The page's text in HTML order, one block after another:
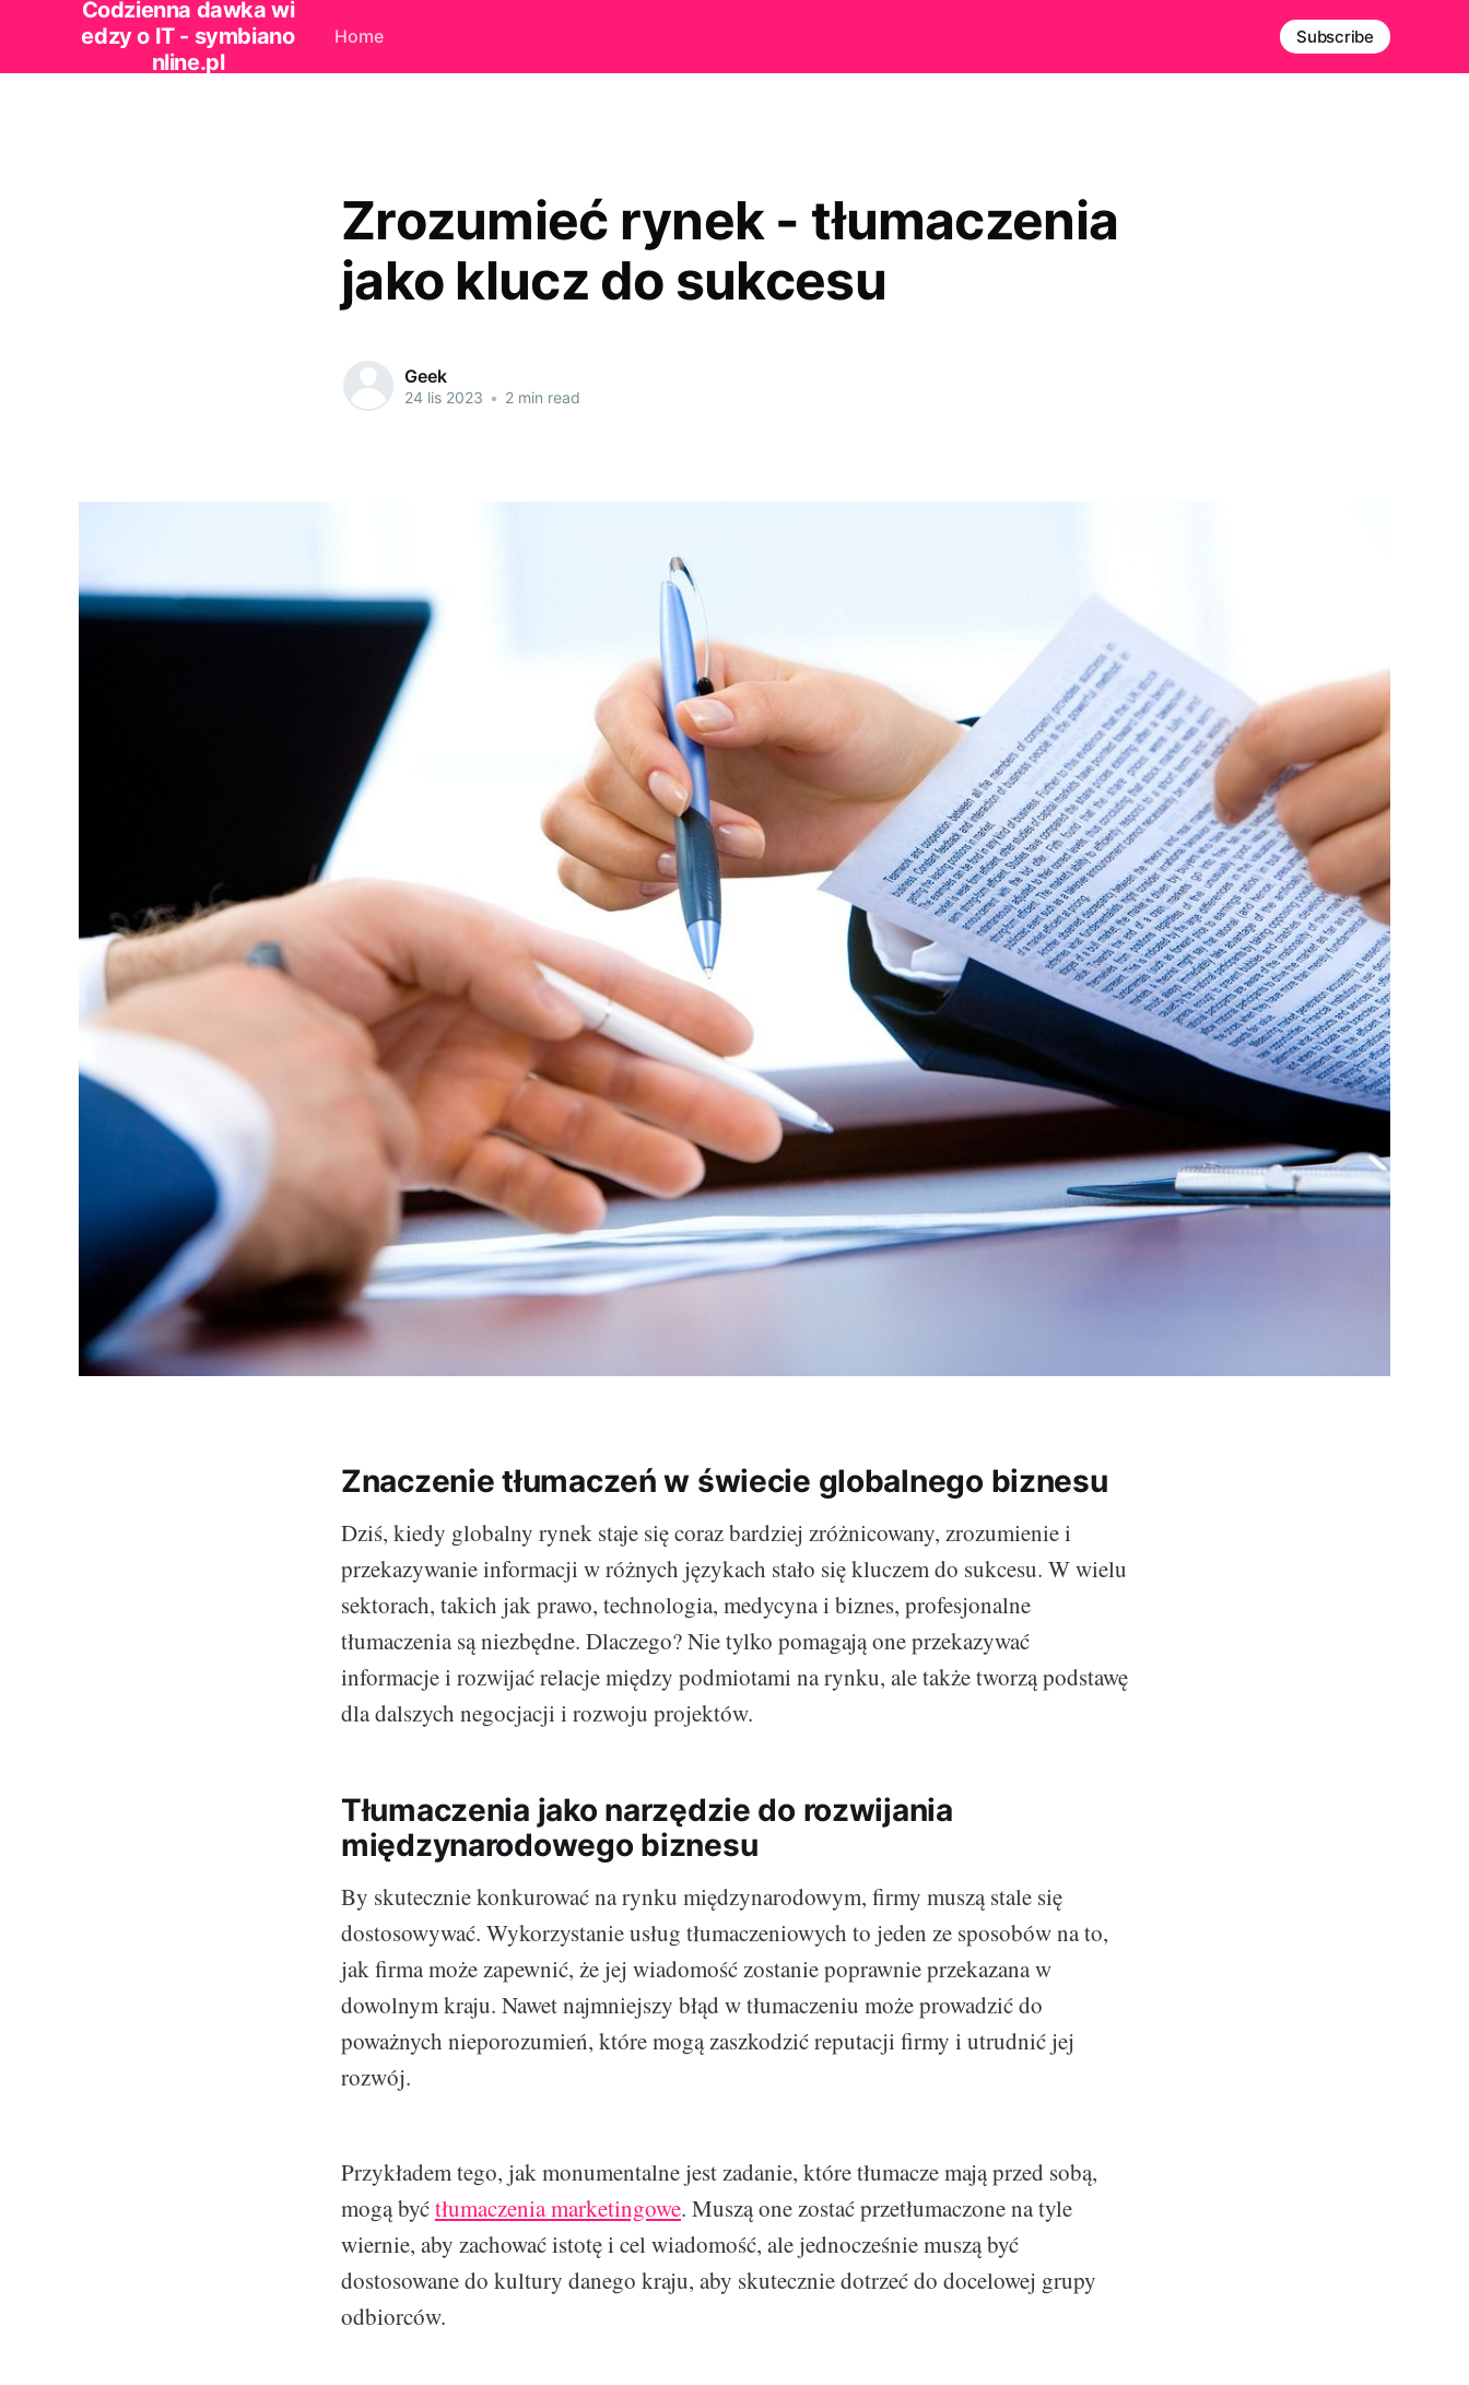
Codzienna dawka wi
edzy o IT - symbiano
nline.pl
Home Subscribe
Zrozumieć rynek - tłumaczenia
jako klucz do sukcesu
Geek
24 lis 2023 • 2 min read
Znaczenie tłumaczeń w świecie globalnego biznesu
Dziś, kiedy globalny rynek staje się coraz bardziej zróżnicowany, zrozumienie i
przekazywanie informacji w różnych językach stało się kluczem do sukcesu. W wielu
sektorach, takich jak prawo, technologia, medycyna i biznes, profesjonalne
tłumaczenia są niezbędne. Dlaczego? Nie tylko pomagają one przekazywać
informacje i rozwijać relacje między podmiotami na rynku, ale także tworzą podstawę
dla dalszych negocjacji i rozwoju projektów.
Tłumaczenia jako narzędzie do rozwijania
międzynarodowego biznesu
By skutecznie konkurować na rynku międzynarodowym, firmy muszą stale się
dostosowywać. Wykorzystanie usług tłumaczeniowych to jeden ze sposobów na to,
jak firma może zapewnić, że jej wiadomość zostanie poprawnie przekazana w
dowolnym kraju. Nawet najmniejszy błąd w tłumaczeniu może prowadzić do
poważnych nieporozumień, które mogą zaszkodzić reputacji firmy i utrudnić jej
rozwój.
Przykładem tego, jak monumentalne jest zadanie, które tłumacze mają przed sobą,
mogą byćtłumaczenia marketingowe. Muszą one zostać przetłumaczone na tyle
wiernie, aby zachować istotę i cel wiadomość, ale jednocześnie muszą być
dostosowane do kultury danego kraju, aby skutecznie dotrzeć do docelowej grupy
odbiorców.